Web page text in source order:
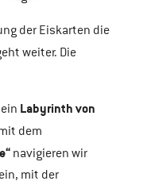
der Eiskarten die
weiter. Die
Labyrinth von
dem
navigieren wir
mit der